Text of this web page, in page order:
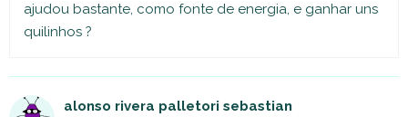
ajudou bastante, como fonte de energia, e ganhar uns
quilinhos ?
alonso rivera palletori sebastian